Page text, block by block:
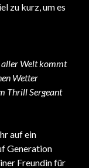
zu kurz, um es
aller Welt kommt
Wetter
Thrill Sergeant
auf ein
Generation
Freundin für